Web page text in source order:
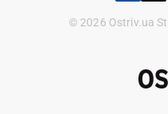
© 2026 Ostriv.ua